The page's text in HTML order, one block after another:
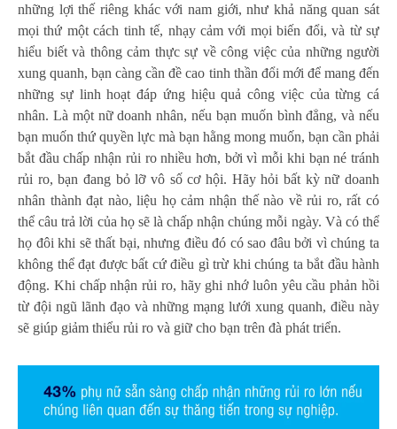
những lợi thế riêng khác với nam giới, như khả năng quan sát
mọi thứ một cách tinh tế, nhạy cảm với mọi biến đổi, và từ sự
hiểu biết và thông cảm thực sự về công việc của những người
xung quanh, bạn càng cần đề cao tinh thần đổi mới để mang đến
những sự linh hoạt đáp ứng hiệu quả công việc của từng cá
nhân. Là một nữ doanh nhân, nếu bạn muốn bình đẳng, và nếu
bạn muốn thứ quyền lực mà bạn hằng mong muốn, bạn cần phải
bắt đầu chấp nhận rủi ro nhiều hơn, bởi vì mỗi khi bạn né tránh
rủi ro, bạn đang bỏ lỡ vô số cơ hội. Hãy hỏi bất kỳ nữ doanh
nhân thành đạt nào, liệu họ cảm nhận thế nào về rủi ro, rất có
thể câu trả lời của họ sẽ là chấp nhận chúng mỗi ngày. Và có thể
họ đôi khi sẽ thất bại, nhưng điều đó có sao đâu bởi vì chúng ta
không thể đạt được bất cứ điều gì trừ khi chúng ta bắt đầu hành
động. Khi chấp nhận rủi ro, hãy ghi nhớ luôn yêu cầu phản hồi
từ đội ngũ lãnh đạo và những mạng lưới xung quanh, điều này
sẽ giúp giảm thiểu rủi ro và giữ cho bạn trên đà phát triển.